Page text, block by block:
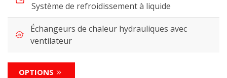
Système de refroidissement à liquide
Échangeurs de chaleur hydrauliques avec
ventilateur
OPTIONS